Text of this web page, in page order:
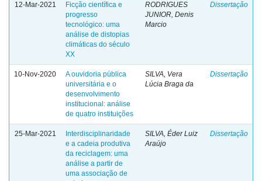
12-Mar-2021
Ficção científica e
progresso
tecnológico: uma
análise de distopias
climáticas do século
XX
RODRIGUES
JUNIOR, Denis
Marcio
Dissertação
10-Nov-2020
A ouvidoria pública
universitária e o
desenvolvimento
institucional: análise
de quatro instituições
SILVA, Vera
Lúcia Braga da
Dissertação
25-Mar-2021
Interdisciplinaridade
e a cadeia produtiva
da reciclagem: uma
análise a partir de
uma associação de
SILVA, Éder Luiz
Araújo
Dissertação